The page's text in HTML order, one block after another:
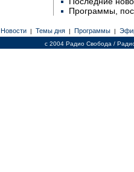
Программы,
Новости | Темы дня | Программы |
c 2004 Радио Свобода /